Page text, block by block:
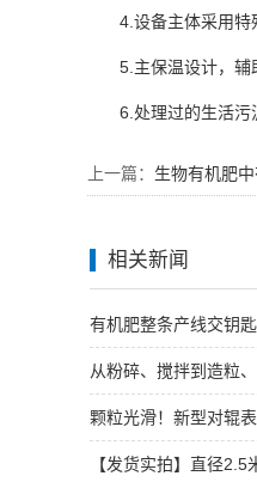
4.设备主体采用特
5.主保温设计，辅
6.处理过的生活污
上一篇： 生物有机肥中
相关新闻
有机肥整条产线交钥
颗粒光滑！新型对辊
【发货实拍】直径